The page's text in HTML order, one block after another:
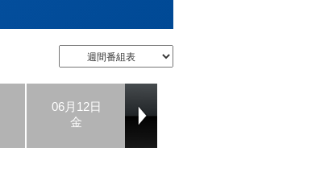
06月12日
金